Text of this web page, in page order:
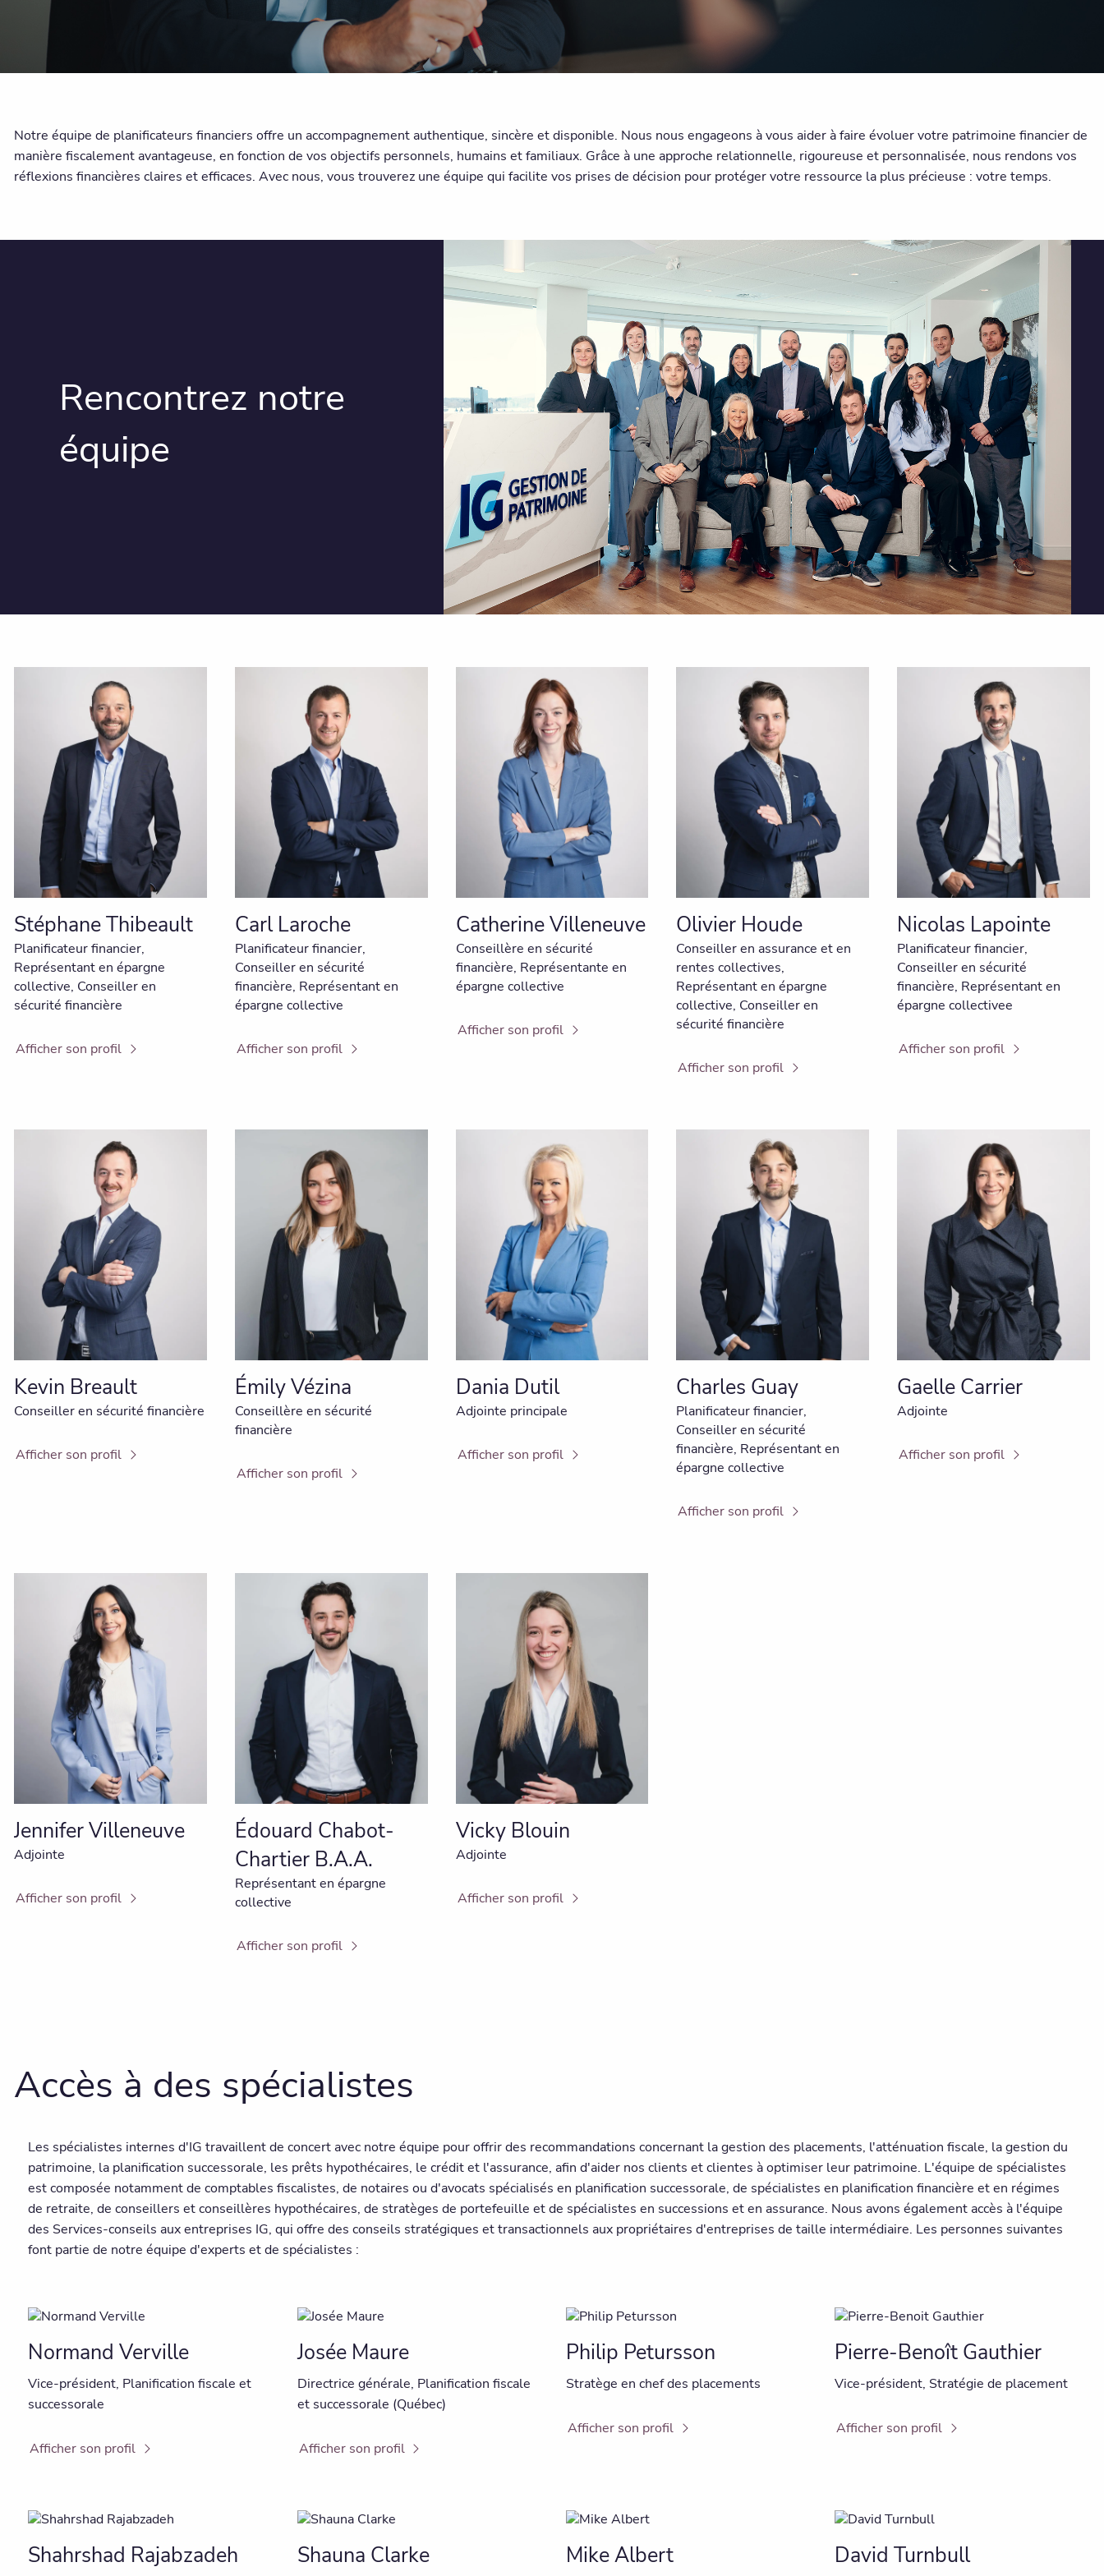
Notre équipe de planificateurs financiers offre un accompagnement authentique, sincère et disponible. Nous nous engageons à vous aider à faire évoluer votre patrimoine financier de
manière fiscalement avantageuse, en fonction de vos objectifs personnels, humains et familiaux. Grâce à une approche relationnelle, rigoureuse et personnalisée, nous rendons vos
réflexions financières claires et efficaces. Avec nous, vous trouverez une équipe qui facilite vos prises de décision pour protéger votre ressource la plus précieuse : votre temps.
Rencontrez notre
équipe
Stéphane Thibeault
Planificateur financier,
Représentant en épargne
collective, Conseiller en
sécurité financière
Afficher son profil
Carl Laroche
Planificateur financier,
Conseiller en sécurité
financière, Représentant en
épargne collective
Afficher son profil
Catherine Villeneuve
Conseillère en sécurité
financière, Représentante en
épargne collective
Afficher son profil
Olivier Houde
Conseiller en assurance et en
rentes collectives,
Représentant en épargne
collective, Conseiller en
sécurité financière
Afficher son profil
Nicolas Lapointe
Planificateur financier,
Conseiller en sécurité
financière, Représentant en
épargne collectivee
Afficher son profil
Kevin Breault
Conseiller en sécurité financière
Afficher son profil
Émily Vézina
Conseillère en sécurité
financière
Afficher son profil
Dania Dutil
Adjointe principale
Afficher son profil
Charles Guay
Planificateur financier,
Conseiller en sécurité
financière, Représentant en
épargne collective
Afficher son profil
Gaelle Carrier
Adjointe
Afficher son profil
Jennifer Villeneuve
Adjointe
Afficher son profil
Édouard Chabot-
Chartier B.A.A.
Représentant en épargne
collective
Afficher son profil
Vicky Blouin
Adjointe
Afficher son profil
Accès à des spécialistes
Les spécialistes internes d'IG travaillent de concert avec notre équipe pour offrir des recommandations concernant la gestion des placements, l'atténuation fiscale, la gestion du
patrimoine, la planification successorale, les prêts hypothécaires, le crédit et l'assurance, afin d'aider nos clients et clientes à optimiser leur patrimoine. L'équipe de spécialistes
est composée notamment de comptables fiscalistes, de notaires ou d'avocats spécialisés en planification successorale, de spécialistes en planification financière et en régimes
de retraite, de conseillers et conseillères hypothécaires, de stratèges de portefeuille et de spécialistes en successions et en assurance. Nous avons également accès à l'équipe
des Services-conseils aux entreprises IG, qui offre des conseils stratégiques et transactionnels aux propriétaires d'entreprises de taille intermédiaire. Les personnes suivantes
font partie de notre équipe d'experts et de spécialistes :
Normand Verville
Vice-président, Planification fiscale et
successorale
Afficher son profil
Josée Maure
Directrice générale, Planification fiscale
et successorale (Québec)
Afficher son profil
Philip Petursson
Stratège en chef des placements
Afficher son profil
Pierre-Benoît Gauthier
Vice-président, Stratégie de placement
Afficher son profil
Shahrshad Rajabzadeh Shauna Clarke Mike Albert David Turnbull